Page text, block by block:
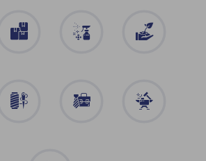
Conditionnement Propreté
Verts
entreprise
métaux